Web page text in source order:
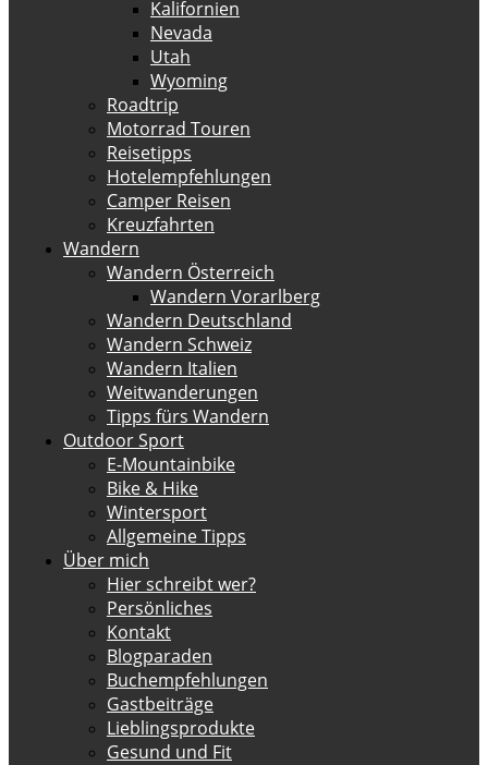
Kalifornien
Nevada
Utah
Wyoming
Roadtrip
Motorrad Touren
Reisetipps
Hotelempfehlungen
Camper Reisen
Kreuzfahrten
Wandern
Wandern Österreich
Wandern Vorarlberg
Wandern Deutschland
Wandern Schweiz
Wandern Italien
Weitwanderungen
Tipps fürs Wandern
Outdoor Sport
E-Mountainbike
Bike & Hike
Wintersport
Allgemeine Tipps
Über mich
Hier schreibt wer?
Persönliches
Kontakt
Blogparaden
Buchempfehlungen
Gastbeiträge
Lieblingsprodukte
Gesund und Fit